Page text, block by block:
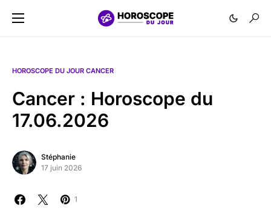
HOROSCOPE DU JOUR CANCER
Cancer : Horoscope du
17.06.2026
Stéphanie
17 juin 2026
1